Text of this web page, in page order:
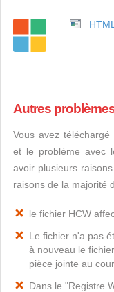
Autres
Vous avez
et le problème avec
avoir plusieurs
raisons de la majorité
le fichier HCW
Le fichier n'a pas
à nouveau le
pièce jointe au
Dans le "Registre